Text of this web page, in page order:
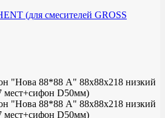
(для смесителей GROSS